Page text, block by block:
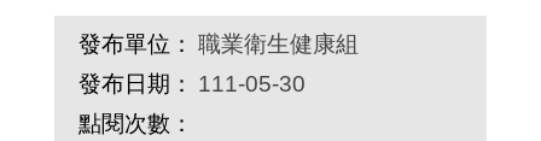
發布單位： 職業衛生健康組
發布日期：
111-05-30
點閱次數：